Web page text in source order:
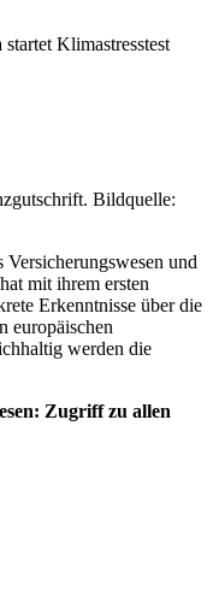
startet Klimastresstest
Bildquelle:
und
mit ihrem ersten
Erkenntnisse über die
europäischen
werden die
Zugriff zu allen